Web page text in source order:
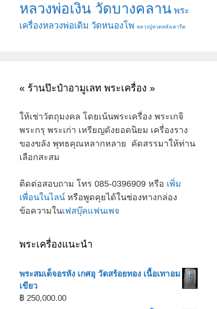
หลวงพ่อเงิน วัดบางคลาน พระ
เครื่องหลวงพ่อเดิม วัดหนองโพ หลวงปู่ทวดหลังเตารีด
« ร้านป๊ะป๋าอามูเลท พระเครื่อง »
ให้เช่าวัตถุมงคล โดยเน้นพระเครื่อง พระเกจิ
พระกรุ พระเก่า เหรียญดังยอดนิยม เครื่องราง
ของขลัง พุทธคุณหลากหลาย คัดสรรมาให้ท่าน
เลือกสะสม
ติดต่อสอบถาม โทร 085-0396909 หรือ เพิ่ม
เพื่อนในไลน์ หรือพูดคุยได้ในช่องทางกล่อง
ข้อความในเฟสบุ๊คแฟนเพจ
พระเครื่องแนะนำ
พระสมเด็จอรหัง เกศอุ วัดสร้อยทอง เนื้อเทาอม
เขียว
฿ 250,000.00